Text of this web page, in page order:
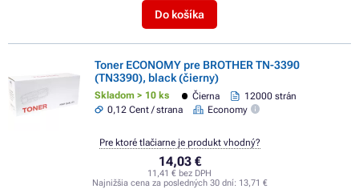
Do košíka
Toner ECONOMY pre BROTHER TN-3390
(TN3390), black (čierny)
Skladom > 10 ks Čierna
12000 strán
0,12 Cent / strana
Economy
14,03 €
11,41 € bez DPH
Najnižšia cena za posledných 30 dní: 13,71 €
Pre ktoré tlačiarne je produkt vhodný?